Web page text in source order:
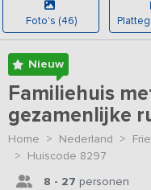
Foto's (46)
Nieuw
Familiehuis
gezamenlijke
Home > Nederland >
> Huiscode 8297
8 - 27 personen